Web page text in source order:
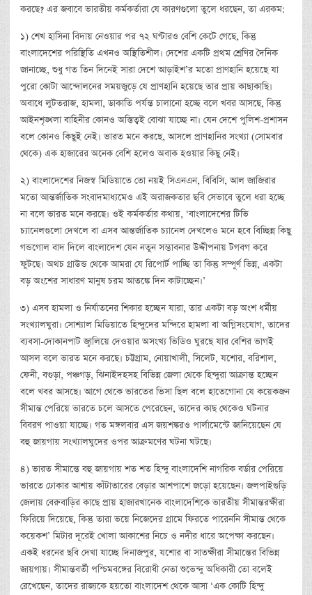
করছে? এর জবাবে ভারতীয় কর্মকর্তারা যে কারণগুলো তুলে ধরছেন, তা এরকম:
১) শেখ হাসিনা বিদায় নেওয়ার পর ৭২ ঘণ্টারও বেশি কেটে গেছে, কিন্তু
বাংলাদেশের পরিস্থিতি এখনও অস্থিতিশীল। দেশের একটি প্রথম শ্রেণির দৈনিক
জানাচ্ছে, শুধু গত তিন দিনেই সারা দেশে আড়াইশ’র মতো প্রাণহানি হয়েছে যা
পুরো কোটা আন্দোলনের সময়জুড়ে যে প্রাণহানি হয়েছে তার প্রায় কাছাকাছি।
অবাধে লুটতরাজ, হামলা, ডাকাতি পর্যন্ত চালানো হচ্ছে বলে খবর আসছে, কিন্তু
আইনশৃঙ্খলা বাহিনীর কোনও অস্তিত্বই বোঝা যাচ্ছে না। যেন দেশে পুলিশ-প্রশাসন
বলে কোনও কিছুই নেই। ভারত মনে করছে, আসলে প্রাণহানির সংখ্যা (সোমবার
থেকে) এক হাজারের অনেক বেশি হলেও অবাক হওয়ার কিছু নেই।
২) বাংলাদেশের নিজস্ব মিডিয়াতে তো নয়ই সিএনএন, বিবিসি, আল জাজিরার
মতো আন্তর্জাতিক সংবাদমাধ্যমেও এই অরাজকতার ছবি সেভাবে তুলে ধরা হচ্ছে
না বলে ভারত মনে করছে। ওই কর্মকর্তার কথায়, ‘বাংলাদেশের টিভি
চ্যানেলগুলো দেখলে বা এসব আন্তর্জাতিক চ্যানেল দেখলেও মনে হবে বিচ্ছিন্ন কিছু
গন্ডগোল বাদ দিলে বাংলাদেশ যেন নতুন সম্ভাবনার উদ্দীপনায় টগবগ করে
ফুটছে। অথচ গ্রাউন্ড থেকে আমরা যে রিপোর্ট পাচ্ছি তা কিন্তু সম্পূর্ণ ভিন্ন, একটা
বড় অংশের সাধারণ মানুষ চরম আতঙ্কে দিন কাটাচ্ছেন।’
৩) এসব হামলা ও নির্যাতনের শিকার হচ্ছেন যারা, তার একটা বড় অংশ ধর্মীয়
সংখ্যালঘুরা। সোশ্যাল মিডিয়াতে হিন্দুদের মন্দিরে হামলা বা অগ্নিসংযোগ, তাদের
ব্যবসা-দোকানপাট জ্বালিয়ে দেওয়ার অসংখ্য ভিডিও ঘুরছে যার বেশির ভাগই
আসল বলে ভারত মনে করছে। চট্টগ্রাম, নোয়াখালী, সিলেট, যশোর, বরিশাল,
ফেনী, বগুড়া, পঞ্চগড়, ঝিনাইদহসহ বিভিন্ন জেলা থেকে হিন্দুরা আক্রান্ত হচ্ছেন
বলে খবর আসছে। আগে থেকে ভারতের ভিসা ছিল বলে হাতেগোনা যে কয়েকজন
সীমান্ত পেরিয়ে ভারতে চলে আসতে পেরেছেন, তাদের কাছ থেকেও ঘটনার
বিবরণ পাওয়া যাচ্ছে। গত মঙ্গলবার এস জয়শঙ্করও পার্লামেন্টে জানিয়েছেন যে
বহু জায়গায় সংখ্যালঘুদের ওপর আক্রমণের ঘটনা ঘটছে।
৪) ভারত সীমান্তে বহু জায়গায় শত শত হিন্দু বাংলাদেশি নাগরিক বর্ডার পেরিয়ে
ভারতে ঢোকার আশায় কাঁটাতারের বেড়ার আশপাশে জড়ো হয়েছেন। জলপাইগুড়ি
জেলায় বেরুবাড়ির কাছে প্রায় হাজারখানেক বাংলাদেশিকে ভারতীয় সীমান্তরক্ষীরা
ফিরিয়ে দিয়েছে, কিন্তু তারা ভয়ে নিজেদের গ্রামে ফিরতে পারেননি সীমান্ত থেকে
কয়েকশ’ মিটার দূরেই খোলা আকাশের নিচে ও নদীর ধারে অপেক্ষা করছেন।
একই ধরনের ছবি দেখা যাচ্ছে দিনাজপুর, যশোর বা সাতক্ষীরা সীমান্তের বিভিন্ন
জায়গায়। সীমান্তবর্তী পশ্চিমবঙ্গের বিরোধী নেতা শুভেন্দু অধিকারী তো বলেই
রেখেছেন, তাদের রাজ্যকে হয়তো বাংলাদেশ থেকে আসা ‘এক কোটি হিন্দু